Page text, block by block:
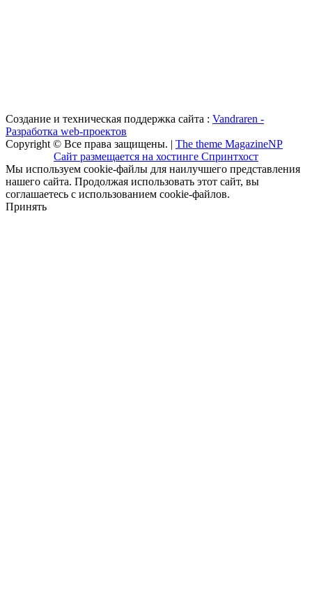
Создание и техническая поддержка сайта : Vandraren -
Разработка web-проектов
Copyright © Все права защищены. | The theme MagazineNP
Сайт размещается на хостинге Спринтхост
Мы используем cookie-файлы для наилучшего представления
нашего сайта. Продолжая использовать этот сайт, вы
соглашаетесь с использованием cookie-файлов.
Принять